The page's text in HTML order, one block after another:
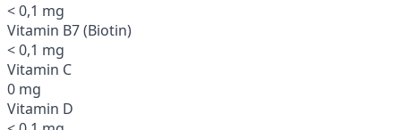
< 0,1 mg
Vitamin B7 (Biotin)
< 0,1 mg
Vitamin C
0 mg
Vitamin D